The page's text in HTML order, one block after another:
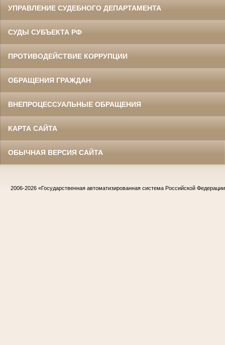
УПРАВЛЕНИЕ СУДЕБНОГО ДЕПАРТАМЕНТА
СУДЫ СУБЪЕКТА РФ
ПРОТИВОДЕЙСТВИЕ КОРРУПЦИИ
ОБРАЩЕНИЯ ГРАЖДАН
ВНЕПРОЦЕССУАЛЬНЫЕ ОБРАЩЕНИЯ
КАРТА САЙТА
ОБЫЧНАЯ ВЕРСИЯ САЙТА
2006-2026 «Государственная автоматизированная система Российской